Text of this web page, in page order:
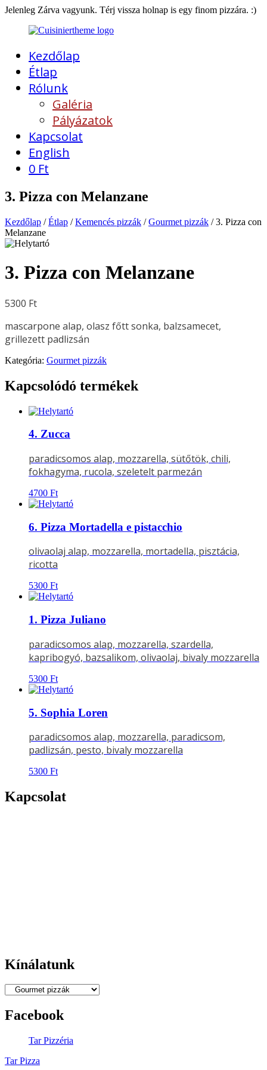
Jelenleg Zárva vagyunk. Térj vissza holnap is egy finom pizzára. :)
Kezdőlap
Étlap
Rólunk
Galéria
Pályázatok
Kapcsolat
English
0 Ft
3. Pizza con Melanzane
Kezdőlap /Étlap /Kemencés pizzák /Gourmet pizzák / 3. Pizza con
Melanzane
3. Pizza con Melanzane
5300 Ft
mascarpone alap, olasz főtt sonka, balzsamecet,
grillezett padlizsán
Kategória: Gourmet pizzák
Kapcsolódó termékek
4. Zucca
paradicsomos alap, mozzarella, sütőtök, chili,
fokhagyma, rucola, szeletelt parmezán
4700 Ft
6. Pizza Mortadella e pistacchio
olivaolaj alap, mozzarella, mortadella, pisztácia,
ricotta
5300 Ft
1. Pizza Juliano
paradicsomos alap, mozzarella, szardella,
kapribogyó, bazsalikom, olivaolaj, bivaly mozzarella
5300 Ft
5. Sophia Loren
paradicsomos alap, mozzarella, paradicsom,
padlizsán, pesto, bivaly mozzarella
5300 Ft
Kapcsolat
Kínálatunk
Facebook
Tar Pizzéria
Tar Pizza